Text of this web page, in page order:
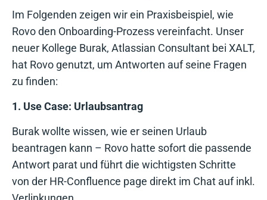
Im Folgenden zeigen wir ein Praxisbeispiel, wie
Rovo den Onboarding-Prozess vereinfacht. Unser
neuer Kollege Burak, Atlassian Consultant bei XALT,
hat Rovo genutzt, um Antworten auf seine Fragen
zu finden:
1. Use Case: Urlaubsantrag
Burak wollte wissen, wie er seinen Urlaub
beantragen kann – Rovo hatte sofort die passende
Antwort parat und führt die wichtigsten Schritte
von der HR-Confluence page direkt im Chat auf inkl.